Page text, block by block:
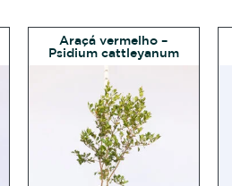
Araçá vermelho –
Psidium cattleyanum